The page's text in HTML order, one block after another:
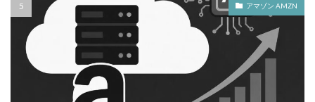
アマゾン AMZN